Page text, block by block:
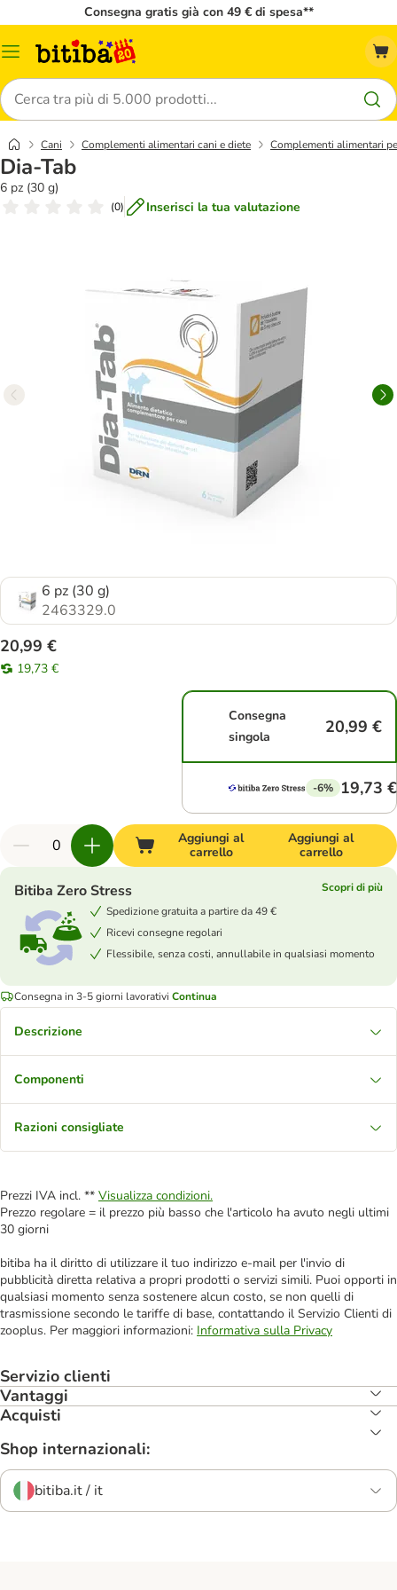
Consegna gratis già con 49 € di spesa**
Overview
Cerca
Cani Complementi alimentari cani e diete Complementi alimentari
Dia-Tab
6 pz (30 g)
(0) Inserisci la tua valutazione
6 pz (30 g)
2463329.0
20,99 €
19,73 €
Consegna
singola
20,99 €
-6% 19,73 €
Aggiungi al
carrello
Aggiungi al
carrello
Bitiba Zero Stress
Scopri di più
Spedizione gratuita a partire da 49 €
Ricevi consegne regolari
Flessibile, senza costi, annullabile in qualsiasi momento
Consegna in 3-5 giorni lavorativi Continua
Descrizione
Componenti
Razioni consigliate
Prezzi IVA incl. ** Visualizza condizioni.
Prezzo regolare = il prezzo più basso che l'articolo ha avuto negli ultimi
30 giorni
bitiba ha il diritto di utilizzare il tuo indirizzo e-mail per l'invio di
pubblicità diretta relativa a propri prodotti o servizi simili. Puoi opporti in
qualsiasi momento senza sostenere alcun costo, se non quelli di
trasmissione secondo le tariffe di base, contattando il Servizio Clienti di
zooplus. Per maggiori informazioni: Informativa sulla Privacy
Servizio clienti
Vantaggi
Acquisti
Shop internazionali:
bitiba.it / it